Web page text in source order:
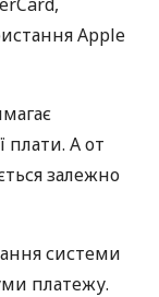
Apple
плати. А от
залежно
системи
платежу.